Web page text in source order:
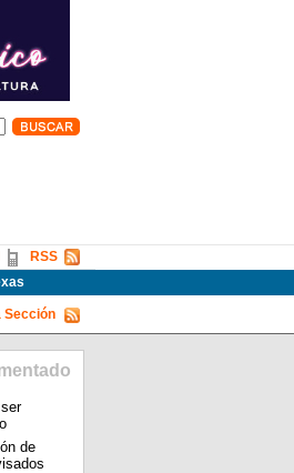
RSS
Sección
de